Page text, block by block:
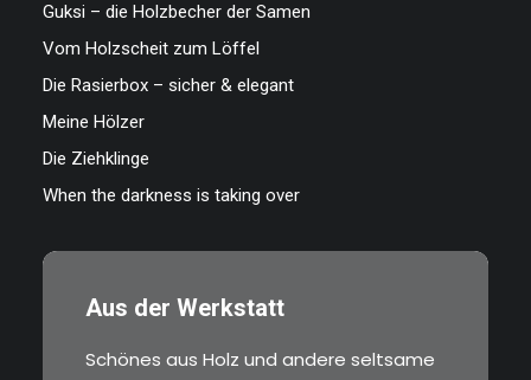
Guksi – die Holzbecher der Samen
Vom Holzscheit zum Löffel
Die Rasierbox – sicher & elegant
Meine Hölzer
Die Ziehklinge
When the darkness is taking over
Aus der Werkstatt
Schönes aus Holz und andere seltsame